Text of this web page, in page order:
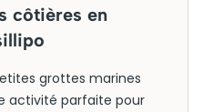
côtières en
grottes marines
activité parfaite pour